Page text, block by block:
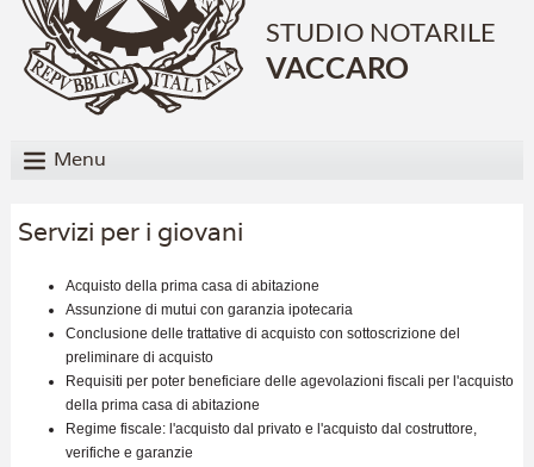
STUDIO NOTARILE
VACCARO
Menu
Servizi per i giovani
Acquisto della prima casa di abitazione
Assunzione di mutui con garanzia ipotecaria
Conclusione delle trattative di acquisto con sottoscrizione del
preliminare di acquisto
Requisiti per poter beneficiare delle agevolazioni fiscali per l'acquisto
della prima casa di abitazione
Regime fiscale: l'acquisto dal privato e l'acquisto dal costruttore,
verifiche e garanzie